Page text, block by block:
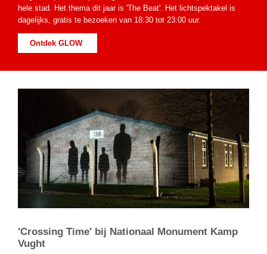
hele stad. Het thema dit jaar is 'The Beat'. Het lichtspektakel is
dagelijks, gratis te bezoeken van 18:30 tot 23:00 uur.
Ontdek GLOW
'Crossing Time' bij Nationaal Monument Kamp
Vught